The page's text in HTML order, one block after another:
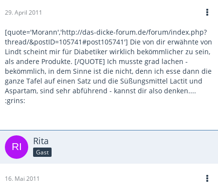
29. April 2011
[quote='Morann','http://das-dicke-forum.de/forum/index.php?
thread/&postID=105741#post105741'] Die von dir erwähnte von
Lindt scheint mir für Diabetiker wirklich bekömmlicher zu sein,
als andere Produkte. [/QUOTE] Ich musste grad lachen -
bekömmlich, in dem Sinne ist die nicht, denn ich esse dann die
ganze Tafel auf einen Satz und die Süßungsmittel Lactit und
Aspartam, sind sehr abführend - kannst dir also denken....
:grins:
Rita
Gast
16. Mai 2011